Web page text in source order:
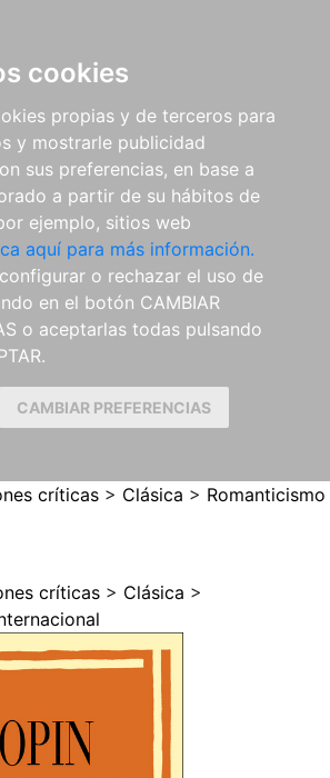
cookies
propias y de terceros para
y mostrarle publicidad
sus preferencias, en base a
a partir de su hábitos de
ejemplo, sitios web
aquí para más información.
o rechazar el uso de
en el botón CAMBIAR
o aceptarlas todas pulsando
CAMBIAR PREFERENCIAS
críticas > Clásica > Romanticismo
críticas > Clásica >